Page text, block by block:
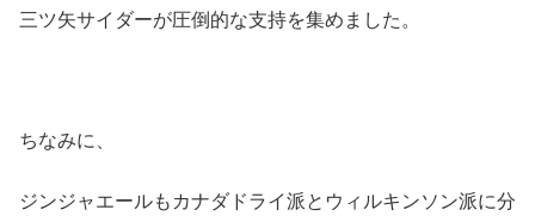
三ツ矢サイダーが圧倒的な支持を集めました。
ちなみに、
ジンジャエールもカナダドライ派とウィルキンソン派に分